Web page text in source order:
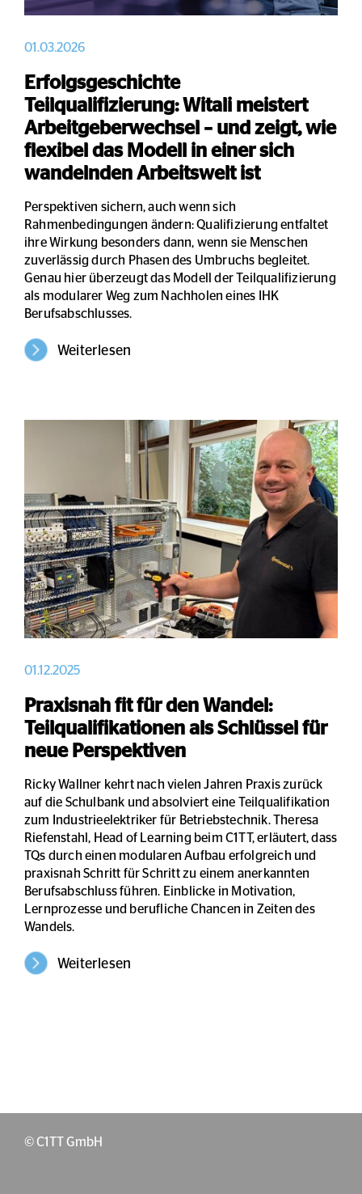
01.03.2026
Erfolgsgeschichte
Teilqualifizierung: Witali meistert
Arbeitgeberwechsel – und zeigt, wie
flexibel das Modell in einer sich
wandelnden Arbeitswelt ist
Perspektiven sichern, auch wenn sich
Rahmenbedingungen ändern: Qualifizierung entfaltet
ihre Wirkung besonders dann, wenn sie Menschen
zuverlässig durch Phasen des Umbruchs begleitet.
Genau hier überzeugt das Modell der Teilqualifizierung
als modularer Weg zum Nachholen eines IHK
Berufsabschlusses.
Weiterlesen
01.12.2025
Praxisnah fit für den Wandel:
Teilqualifikationen als Schlüssel für
neue Perspektiven
Ricky Wallner kehrt nach vielen Jahren Praxis zurück
auf die Schulbank und absolviert eine Teilqualifikation
zum Industrieelektriker für Betriebstechnik. Theresa
Riefenstahl, Head of Learning beim C1TT, erläutert, dass
TQs durch einen modularen Aufbau erfolgreich und
praxisnah Schritt für Schritt zu einem anerkannten
Berufsabschluss führen. Einblicke in Motivation,
Lernprozesse und berufliche Chancen in Zeiten des
Wandels.
Weiterlesen
© C1TT GmbH